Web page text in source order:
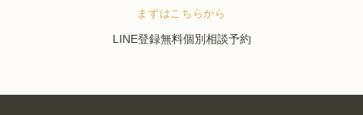
まずはこちらから
LINE登録無料個別相談予約